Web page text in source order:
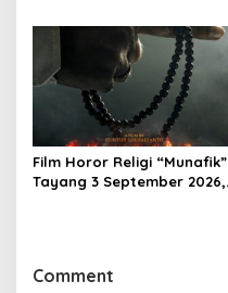
Sukabumi
Film Horor Religi “Munafik”
Tayang 3 September 2026,
Comment